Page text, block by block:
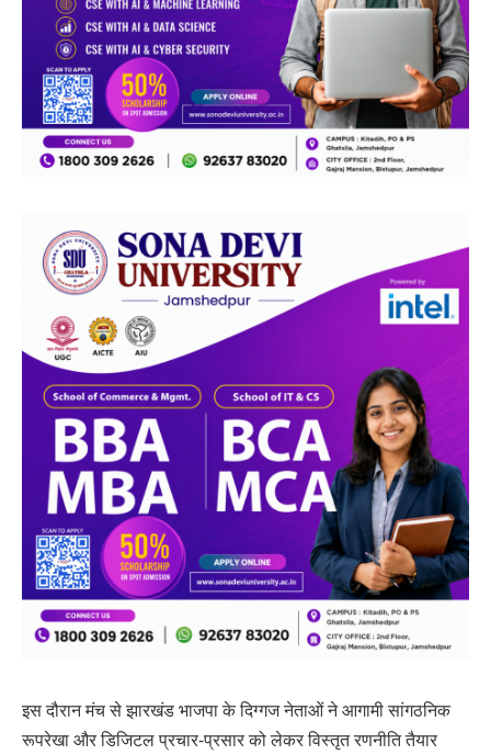
इस दौरान मंच से झारखंड भाजपा के दिग्गज नेताओं ने आगामी सांगठनिक
रूपरेखा और डिजिटल प्रचार-प्रसार को लेकर विस्तृत रणनीति तैयार